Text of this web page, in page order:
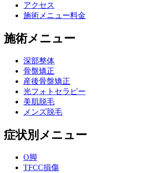
アクセス
施術メニュー料金
施術メニュー
深部整体
骨盤矯正
産後骨盤矯正
光フォトセラピー
美肌脱毛
メンズ脱毛
症状別メニュー
O脚
TFCC損傷